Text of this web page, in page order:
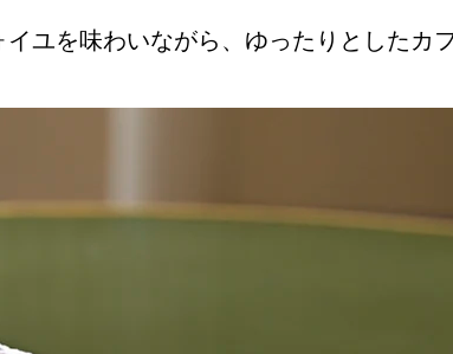
ユを味わいながら、ゆったりとしたカ